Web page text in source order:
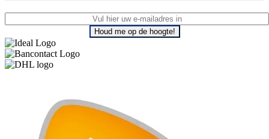
Houd me op de hoogte!